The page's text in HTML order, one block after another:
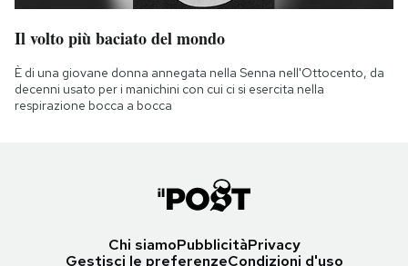
Il volto più baciato del mondo
È di una giovane donna annegata nella Senna nell'Ottocento, da
decenni usato per i manichini con cui ci si esercita nella
respirazione bocca a bocca
Chi siamoPubblicitàPrivacy
Gestisci le preferenzeCondizioni d'uso